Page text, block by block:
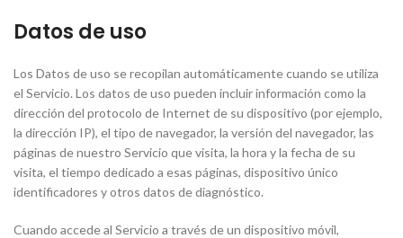
Datos de uso
Los Datos de uso se recopilan automáticamente cuando se utiliza
el Servicio. Los datos de uso pueden incluir información como la
dirección del protocolo de Internet de su dispositivo (por ejemplo,
la dirección IP), el tipo de navegador, la versión del navegador, las
páginas de nuestro Servicio que visita, la hora y la fecha de su
visita, el tiempo dedicado a esas páginas, dispositivo único
identificadores y otros datos de diagnóstico.
Cuando accede al Servicio a través de un dispositivo móvil,